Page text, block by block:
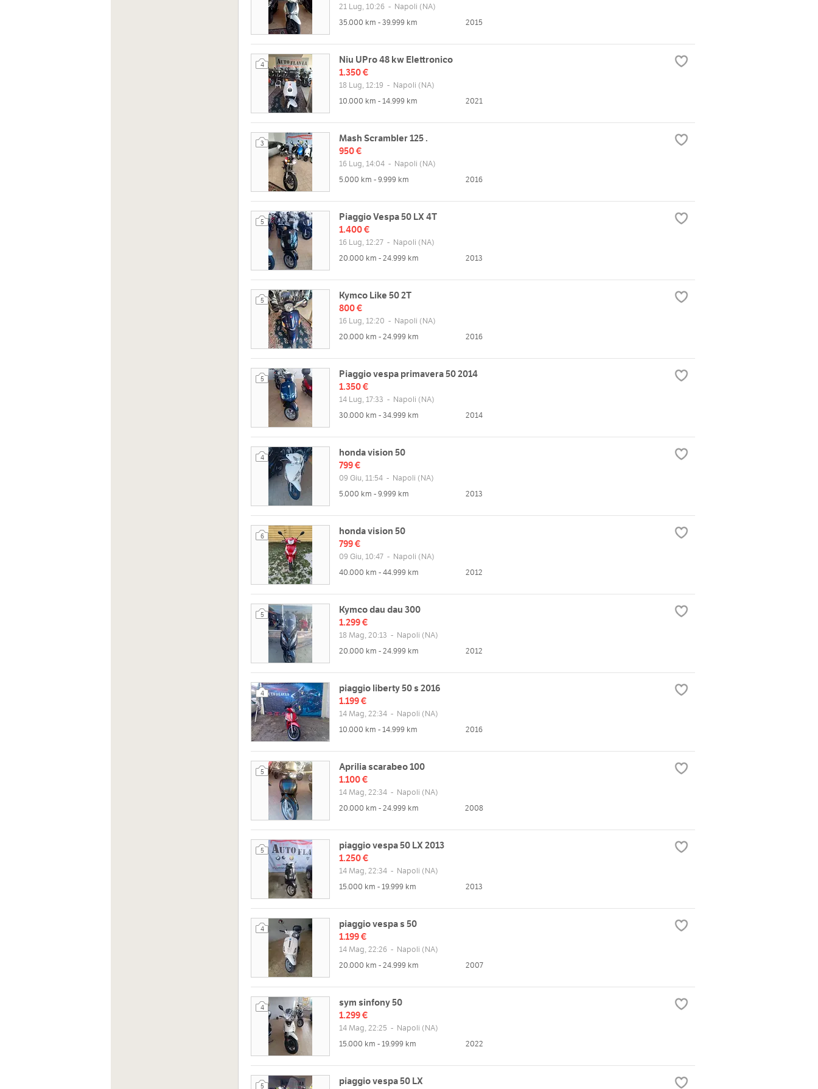
21 Lug, 10:26 - Napoli (NA)
35.000 km - 39.999 km
2015
4
Niu UPro 48 kw Elettronico
1.350 €
18 Lug, 12:19 - Napoli (NA)
10.000 km - 14.999 km
2021
3
Mash Scrambler 125 .
950 €
16 Lug, 14:04 - Napoli (NA)
5.000 km - 9.999 km
2016
5
Piaggio Vespa 50 LX 4T
1.400 €
16 Lug, 12:27 - Napoli (NA)
20.000 km - 24.999 km
2013
5
Kymco Like 50 2T
800 €
16 Lug, 12:20 - Napoli (NA)
20.000 km - 24.999 km
2016
5
Piaggio vespa primavera 50 2014
1.350 €
14 Lug, 17:33 - Napoli (NA)
30.000 km - 34.999 km
2014
4
honda vision 50
799 €
09 Giu, 11:54 - Napoli (NA)
5.000 km - 9.999 km
2013
6
honda vision 50
799 €
09 Giu, 10:47 - Napoli (NA)
40.000 km - 44.999 km
2012
5
Kymco dau dau 300
1.299 €
18 Mag, 20:13 - Napoli (NA)
20.000 km - 24.999 km
2012
4
piaggio liberty 50 s 2016
1.199 €
14 Mag, 22:34 - Napoli (NA)
10.000 km - 14.999 km
2016
5
Aprilia scarabeo 100
1.100 €
14 Mag, 22:34 - Napoli (NA)
20.000 km - 24.999 km
2008
5
piaggio vespa 50 LX 2013
1.250 €
14 Mag, 22:34 - Napoli (NA)
15.000 km - 19.999 km
2013
4
piaggio vespa s 50
1.199 €
14 Mag, 22:26 - Napoli (NA)
20.000 km - 24.999 km
2007
4
sym sinfony 50
1.299 €
14 Mag, 22:25 - Napoli (NA)
15.000 km - 19.999 km
2022
5
piaggio vespa 50 LX